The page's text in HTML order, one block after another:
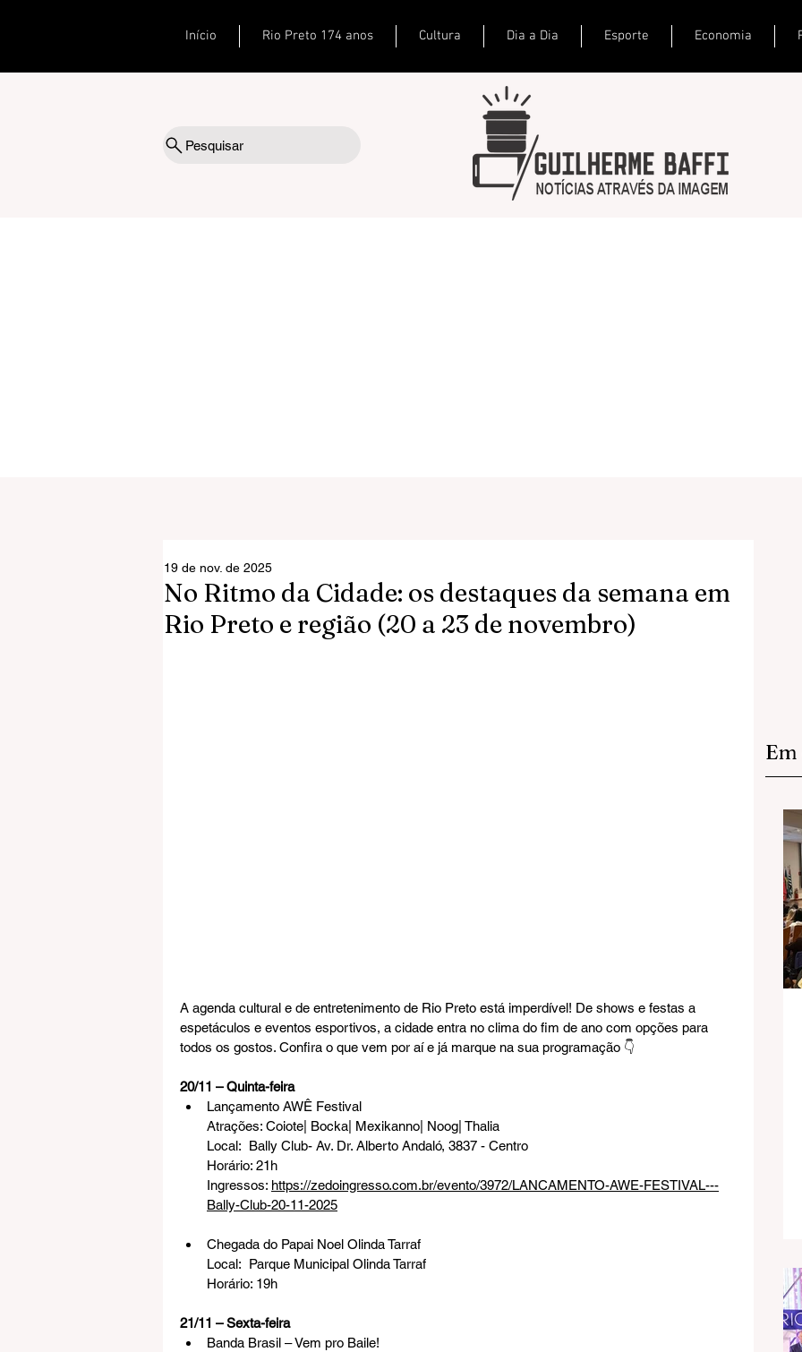
Início Rio Preto 174 anos Cultura Dia a Dia Esporte Economia
Pesquisar
No Ritmo da Cidade: os destaques da semana em
Rio Preto e região (20 a 23 de novembro)
19 de nov. de 2025
A agenda cultural e de entretenimento de Rio Preto está imperdível! De shows e festas a
espetáculos e eventos esportivos, a cidade entra no clima do fim de ano com opções para
todos os gostos. Confira o que vem por aí e já marque na sua programação 👇
20/11 – Quinta-feira
Lançamento AWÊ Festival
Atrações: Coiote| Bocka| Mexikanno| Noog| Thalia
Local:  Bally Club- Av. Dr. Alberto Andaló, 3837 - Centro
Horário: 21h
Ingressos: https://zedoingresso.com.br/evento/3972/LANCAMENTO-AWE-FESTIVAL---
Bally-Club-20-11-2025
Chegada do Papai Noel Olinda Tarraf
Local:
Parque Municipal Olinda Tarraf
Horário: 19h
21/11 – Sexta-feira
Banda Brasil – Vem pro Baile!
Em